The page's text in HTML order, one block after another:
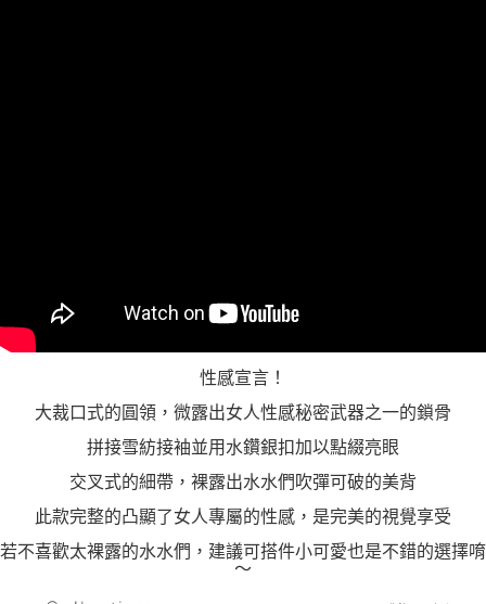
性感宣言！
大裁口式的圓領，微露出女人性感秘密武器之一的鎖骨
拼接雪紡接袖並用水鑽銀扣加以點綴亮眼
交叉式的細帶，裸露出水水們吹彈可破的美背
此款完整的凸顯了女人專屬的性感，是完美的視覺享受
若不喜歡太裸露的水水們，建議可搭件小可愛也是不錯的選擇唷
～